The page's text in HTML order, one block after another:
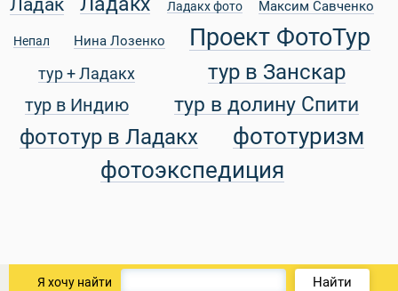
Туры
Ладак
Ладакх фото Максим Савченко
Непал Нина Лозенко Проект ФотоТур
тур + Ладакх тур в Занскар
тур в Индию тур в долину Спити
фототур в Ладакх
фототуризм
фотоэкспедиция
Я хочу найти Найти